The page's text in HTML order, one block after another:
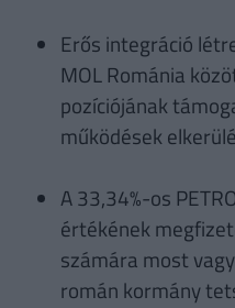
Erős integráció
MOL Románia
pozíciójának
működések
A 33,34%-os
értékének
számára most
román kormány